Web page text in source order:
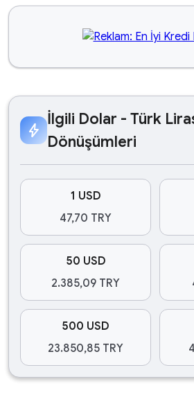
bolt
İlgili Dolar - Türk
Dönüşümleri
1 USD
47,70 TRY
50 USD
2.385,09 TRY
500 USD
23.850,85 TRY